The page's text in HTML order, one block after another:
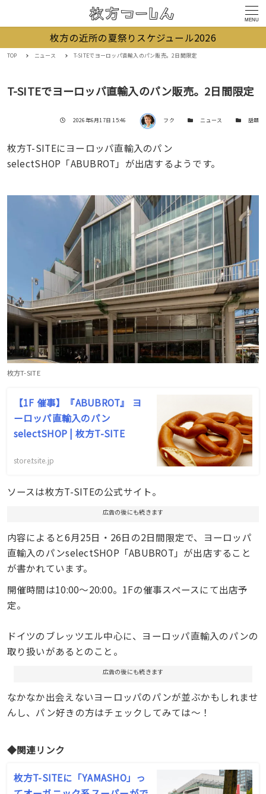
MENU
枚方の近所の夏祭りスケジュール2026
TOP ニュース T-SITEでヨーロッパ直輸入のパン販売。2日間限定
T-SITEでヨーロッパ直輸入のパン販売。2日間限定
投稿日
2026年6月17日 15:46 著者 フク カテゴリー
ニュース カテゴリー
話題
枚方T-SITEにヨーロッパ直輸入のパン
selectSHOP「ABUBROT」が出店するようです。
枚方T-SITE
【1F 催事】『ABUBROT』 ヨ
ーロッパ直輸入のパン
selectSHOP | 枚方T-SITE
store.tsite.jp
ソースは枚方T-SITEの公式サイト。
広告の後にも続きます
内容によると6月25日・26日の2日間限定で、ヨーロッパ
直輸入のパンselectSHOP「ABUBROT」が出店すること
が書かれています。
開催時間は10:00〜20:00。1Fの催事スペースにて出店予
定。
ドイツのブレッツエル中心に、ヨーロッパ直輸入のパンの
取り扱いがあるとのこと。
広告の後にも続きます
なかなか出会えないヨーロッパのパンが並ぶかもしれませ
んし、パン好きの方はチェックしてみては〜！
◆関連リンク
枚方T-SITEに「YAMASHO」っ